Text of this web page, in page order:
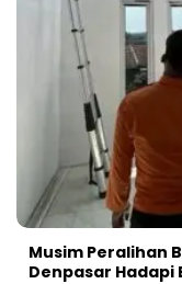
Musim Peralihan
Denpasar Hadapi